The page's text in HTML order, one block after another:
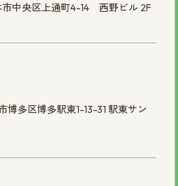
中央区上通町4-14 西野ビル 2F
多区博多駅東1-13-31 駅東サン